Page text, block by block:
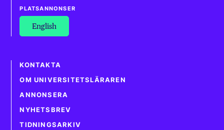
PLATSANNONSER
English
KONTAKTA
OM UNIVERSITETSLÄRAREN
ANNONSERA
NYHETSBREV
TIDNINGSARKIV